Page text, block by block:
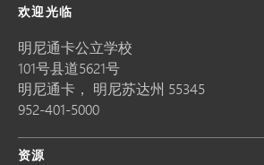
欢迎光临
明尼通卡公立学校
101号县道5621号
明尼通卡， 明尼苏达州 55345
952-401-5000
资源